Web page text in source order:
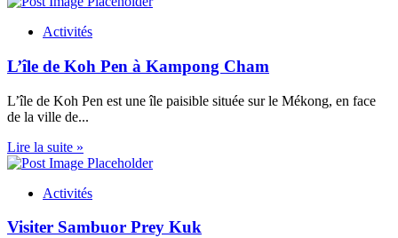
Activités
L’île de Koh Pen à Kampong Cham
L’île de Koh Pen est une île paisible située sur le Mékong, en face
de la ville de...
Lire la suite »
Activités
Visiter Sambuor Prey Kuk